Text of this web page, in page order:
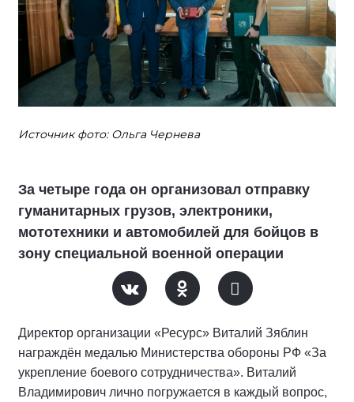
Источник фото: Ольга Чернева
За четыре года он организовал отправку
гуманитарных грузов, электроники,
мототехники и автомобилей для бойцов в
зону специальной военной операции
Директор организации «Ресурс» Виталий Зяблин
награждён медалью Министерства обороны РФ «За
укрепление боевого сотрудничества». Виталий
Владимирович лично погружается в каждый вопрос,